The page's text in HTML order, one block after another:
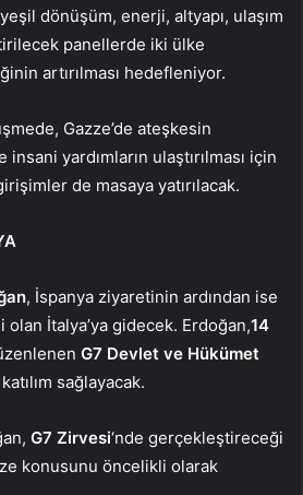
dönüşüm, enerji, altyapı, ulaşım
panellerde iki ülke
artırılması hedefleniyor.
Gazze’de ateşkesin
yardımların ulaştırılması için
de masaya yatırılacak.
, İspanya ziyaretinin ardından ise
İtalya’ya gidecek. Erdoğan,14
G7 Devlet ve Hükümet
katılım sağlayacak.
G7 Zirvesi‘nde gerçekleştireceği
konusunu öncelikli olarak